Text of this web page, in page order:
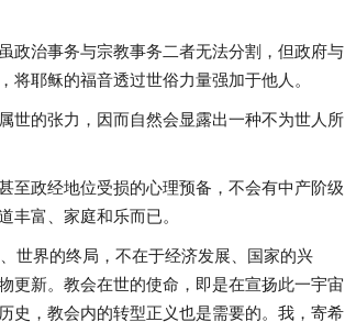
政治事务与宗教事务二者无法分割，但政府与
耶稣的福音透过世俗力量强加于他人。
世的张力，因而自然会显露出一种不为世人所
至政经地位受损的心理预备，不会有中产阶级
丰富、家庭和乐而已。
世界的终局，不在于经济发展、国家的兴
更新。教会在世的使命，即是在宣扬此一宇宙
史，教会内的转型正义也是需要的。我，寄希